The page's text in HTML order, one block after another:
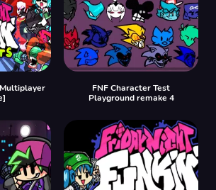
FNF Character Test
Playground remake 4